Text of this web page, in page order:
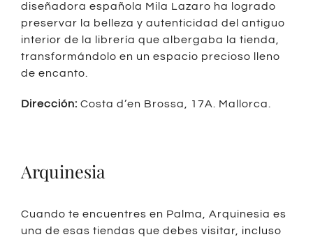
diseñadora española Mila Lazaro ha logrado
preservar la belleza y autenticidad del antiguo
interior de la librería que albergaba la tienda,
transformándolo en un espacio precioso lleno
de encanto.
Dirección: Costa d’en Brossa, 17A. Mallorca.
Arquinesia
Cuando te encuentres en Palma, Arquinesia es
una de esas tiendas que debes visitar, incluso